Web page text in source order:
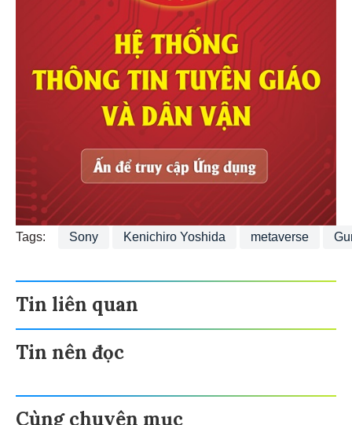
Tags: Sony Kenichiro Yoshida metaverse
Tin liên quan
Tin nên đọc
Cùng chuyên mục